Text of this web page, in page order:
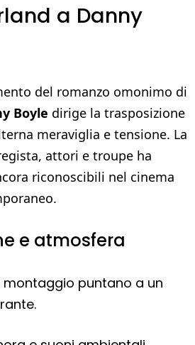
a Danny
del romanzo omonimo di
Boyle dirige la trasposizione
meraviglia e tensione. La
attori e troupe ha
riconoscibili nel cinema
e atmosfera
montaggio puntano a un